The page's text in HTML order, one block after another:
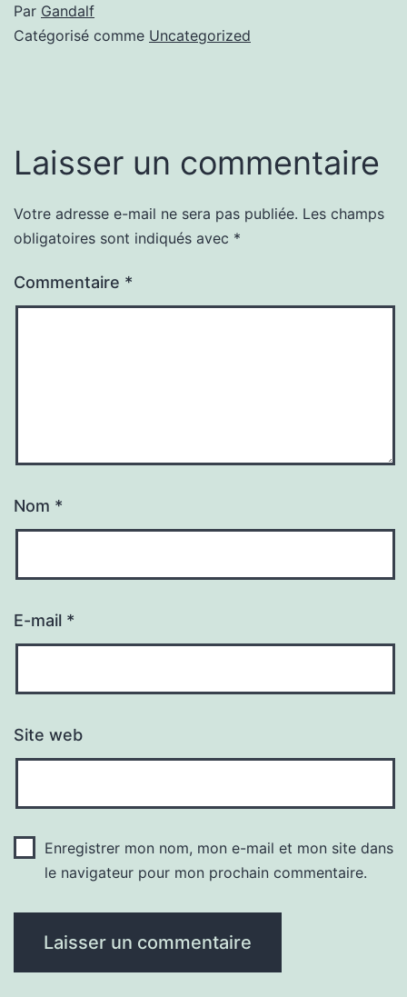
Par Gandalf
Catégorisé comme Uncategorized
Laisser un commentaire
Votre adresse e-mail ne sera pas publiée. Les champs
obligatoires sont indiqués avec *
Commentaire *
Nom *
E-mail *
Site web
Enregistrer mon nom, mon e-mail et mon site dans
le navigateur pour mon prochain commentaire.